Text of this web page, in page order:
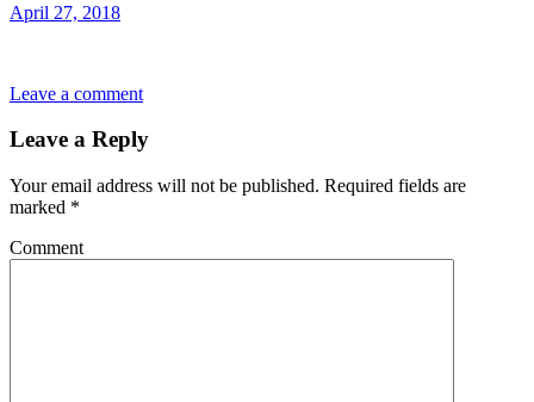
April 27, 2018
Leave a comment
Leave a Reply
Your email address will not be published. Required fields are
marked *
Comment